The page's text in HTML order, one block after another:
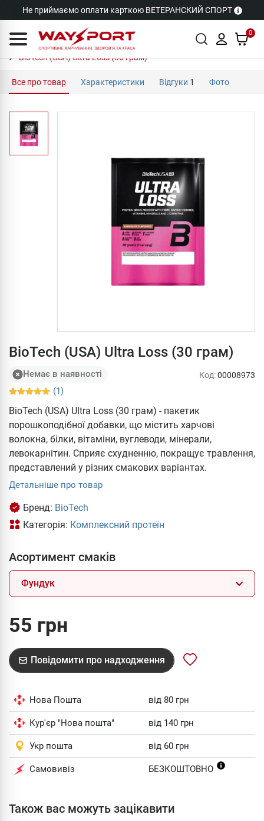
Не приймаємо оплати карткою ВЕТЕРАНСКИЙ СПОРТ
0
BioTech (USA) Ultra Loss (30 грам)
Все про товар Характеристики Відгуки 1 Фото
BioTech (USA) Ultra Loss (30 грам)
Немає в наявності
(1)
Код:00008973
BioTech (USA) Ultra Loss (30 грам) - пакетик
порошкоподібної добавки, що містить харчові
волокна, білки, вітаміни, вуглеводи, мінерали,
левокарнітин. Сприяє схудненню, покращує травлення,
представлений у різних смакових варіантах.
Детальніше про товар
Бренд: BioTech
Категорія: Комплексний протеїн
Асортимент смаків
Фундук
55 грн
Повідомити про надходження
Нова Пошта від 80 грн
Кур'єр "Нова пошта" від 140 грн
Укр пошта від 60 грн
Самовивіз БЕЗКОШТОВНО
Також вас можуть зацікавити